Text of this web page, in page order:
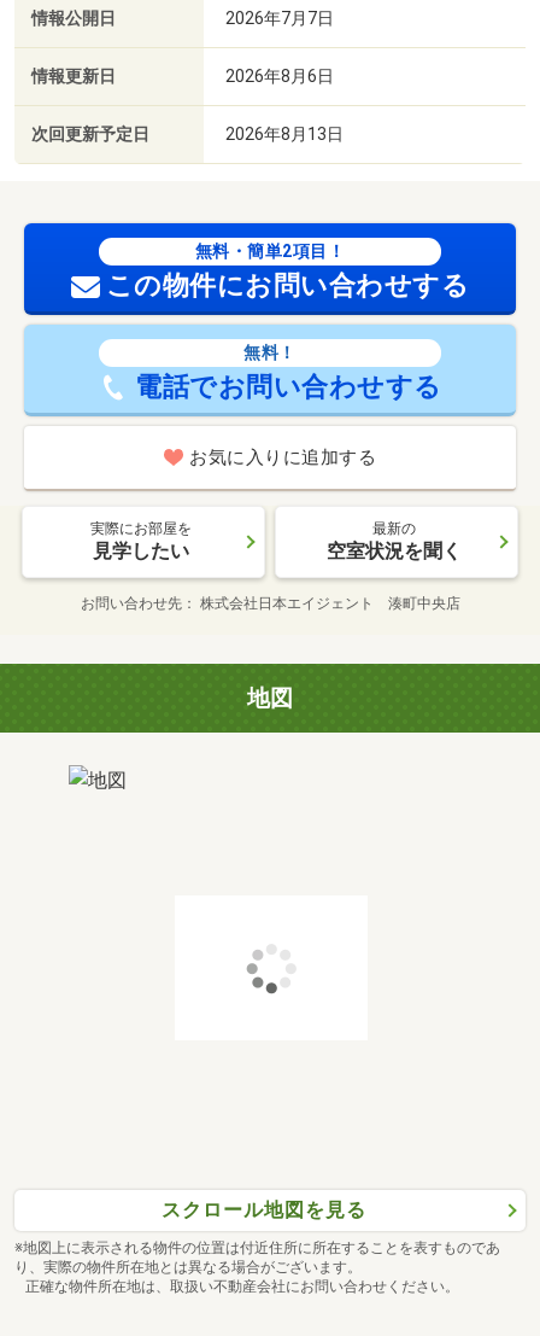
情報公開日 2026年7月7日
情報更新日 2026年8月6日
次回更新予定日 2026年8月13日
無料・簡単2項目！
この物件にお問い合わせする
無料！
電話でお問い合わせする
お気に入りに追加する
実際にお部屋を
見学したい
最新の
空室状況を聞く
お問い合わせ先 株式会社日本エイジェント 湊町中央店
地図
スクロール地図を見る
※地図上に表示される物件の位置は付近住所に所在することを表すものであ
り、実際の物件所在地とは異なる場合がございます。
正確な物件所在地は、取扱い不動産会社にお問い合わせください。